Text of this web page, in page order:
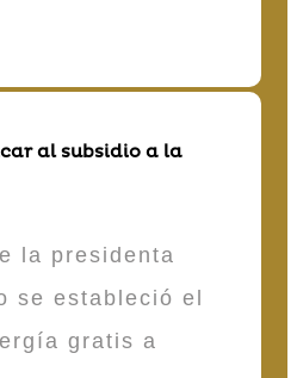
al subsidio a la
la presidenta
se estableció el
gratis a